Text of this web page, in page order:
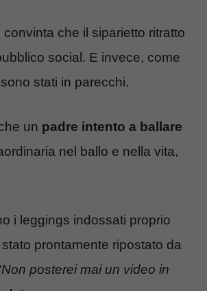
che il siparietto ritratto
social. E invece, come
stati in parecchi.
un padre intento a ballare
nel ballo e nella vita,
i leggings indossati proprio
prontamente ripostato da
Non posterei mai un video in